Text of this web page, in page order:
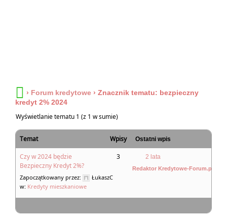
› Forum kredytowe › Znacznik tematu: bezpieczny
kredyt 2% 2024
Wyświetlanie tematu 1 (z 1 w sumie)
Temat Wpisy Ostatni wpis
Czy w 2024 będzie
Bezpieczny Kredyt 2%?
Zapoczątkowany przez:
ŁukaszC
w: Kredyty mieszkaniowe
3 2 lata
Redaktor Kredytowe-Forum.pl